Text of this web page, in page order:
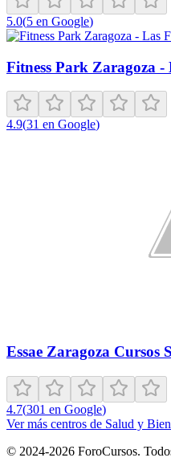
5.0(5 en Google)
Fitness Park Zaragoza -
4.9(31 en Google)
Essae Zaragoza Cursos
4.7(301 en Google)
Ver más centros de Salud y
© 2024-2026 ForoCursos.